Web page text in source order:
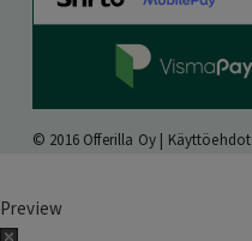
© 2016 Offerilla Oy | Käyttöehdot
Preview